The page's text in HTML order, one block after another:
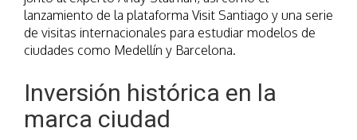
lanzamiento de la plataforma Visit Santiago y una serie
de visitas internacionales para estudiar modelos de
ciudades como Medellín y Barcelona.
Inversión histórica en la
marca ciudad